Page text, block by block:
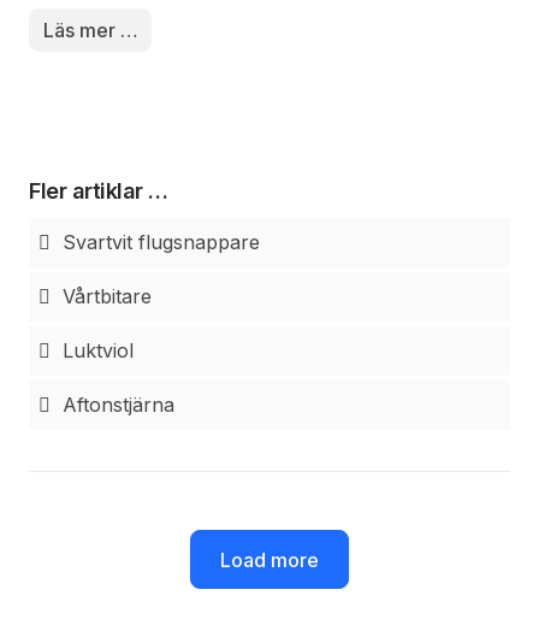
Läs mer …
Fler artiklar …
Svartvit flugsnappare
Vårtbitare
Luktviol
Aftonstjärna
Load more